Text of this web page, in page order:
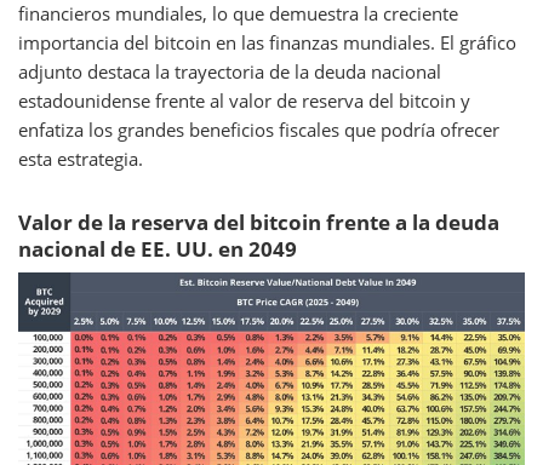
financieros mundiales, lo que demuestra la creciente
importancia del bitcoin en las finanzas mundiales. El gráfico
adjunto destaca la trayectoria de la deuda nacional
estadounidense frente al valor de reserva del bitcoin y
enfatiza los grandes beneficios fiscales que podría ofrecer
esta estrategia.
Valor de la reserva del bitcoin frente a la deuda
nacional de EE. UU. en 2049